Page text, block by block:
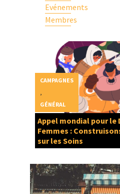
Evénements
Membres
Appel mondial pour le
Femmes :
sur les Soins
CAMPAGNES
GÉNÉRAL